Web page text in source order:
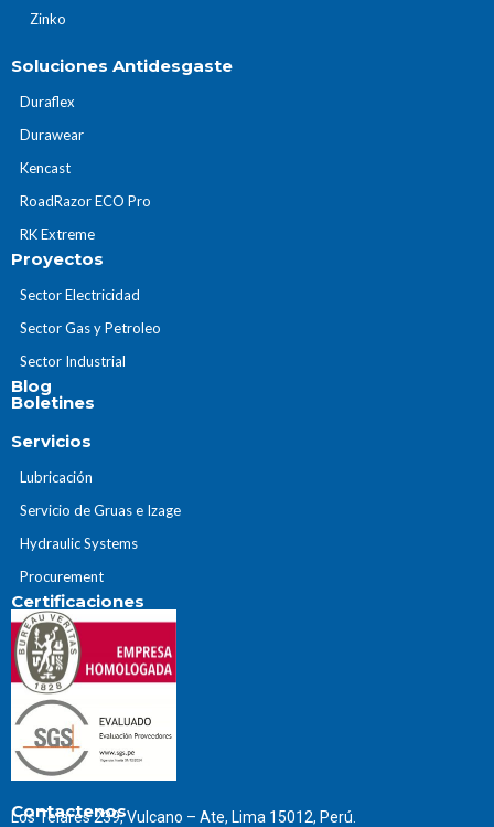
Zinko
Soluciones Antidesgaste
Duraflex
Durawear
Kencast
RoadRazor ECO Pro
RK Extreme
Proyectos
Sector Electricidad
Sector Gas y Petroleo
Sector Industrial
Blog
Boletines
Servicios
Lubricación
Servicio de Gruas e Izage
Hydraulic Systems
Procurement
Certificaciones
Contactenos
Los Telares 239, Vulcano – Ate, Lima 15012, Perú.